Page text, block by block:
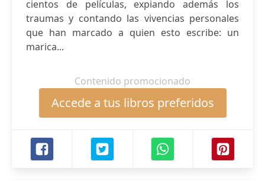
cientos de películas, expiando además los
traumas y contando las vivencias personales
que han marcado a quien esto escribe: un
marica...
Contenido promocionado
Accede a tus libros preferidos